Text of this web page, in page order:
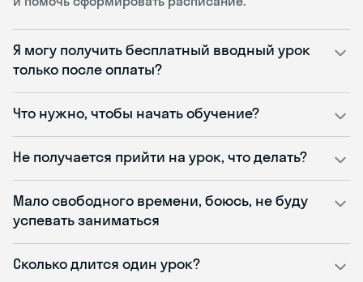
Я могу получить бесплатный вводный урок
только после оплаты?
Что нужно, чтобы начать обучение?
Не получается прийти на урок, что делать?
Мало свободного времени, боюсь, не буду
успевать заниматься
Сколько длится один урок?